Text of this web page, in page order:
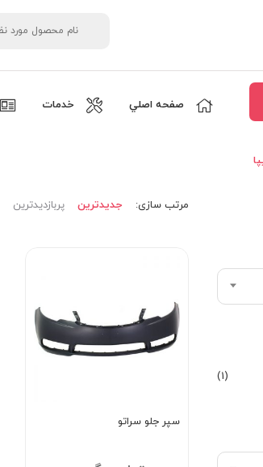
صفحه اصلي خدمات
(1)
مرتب‌ سازی: جدیدترین پربازدیدترین
سپر جلو سراتو